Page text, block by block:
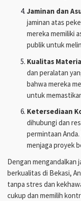
Jaminan dan
jaminan atas
mereka memiliki
publik untuk
Kualitas
dan peralatan
bahwa mereka
untuk
Ketersediaan
dihubungi dan
permintaan
menjaga proyek
Dengan mengandalkan
berkualitas di Bekasi,
tanpa stres dan
cukup dan memilih